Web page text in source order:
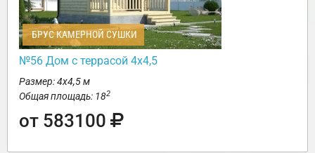
БРУС КАМЕРНОЙ СУШКИ
№56 Дом с террасой 4х4,5
Размер: 4х4,5 м
Общая площадь: 182
от 583100